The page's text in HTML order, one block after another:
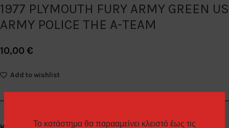
Το κατάστημα θα παρααμείνει κλειστό έως τις
1977 PLYMOUTH FURY ARMY GREEN US
ARMY POLICE THE A-TEAM
10,00 €
Add to wishlist